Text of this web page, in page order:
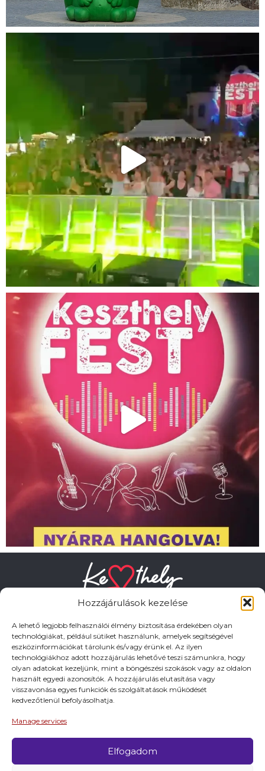
Hozzájárulások kezelése
A lehető legjobb felhasználói élmény biztosítása érdekében olyan
technológiákat, például sütiket használunk, amelyek segítségével
eszközinformációkat tárolunk és/vagy érünk el. Az ilyen
technológiákhoz adott hozzájárulás lehetővé teszi számunkra, hogy
olyan adatokat kezeljünk, mint a böngészési szokások vagy az oldalon
használt egyedi azonosítók. A hozzájárulás elutasítása vagy
visszavonása egyes funkciók és szolgáltatások működését
kedvezőtlenül befolyásolhatja.
Manage services
Elfogadom
HASZNOS LINKEK
Adatkezelési tájékoztató
Impresszum
© 2026 Minden jog fentartva.